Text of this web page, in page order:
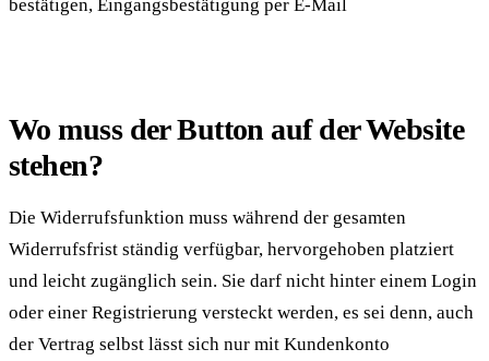
Wo muss der Button auf der Website
stehen?
Die Widerrufsfunktion muss während der gesamten
Widerrufsfrist ständig verfügbar, hervorgehoben platziert
und leicht zugänglich sein. Sie darf nicht hinter einem Login
oder einer Registrierung versteckt werden, es sei denn, auch
der Vertrag selbst lässt sich nur mit Kundenkonto